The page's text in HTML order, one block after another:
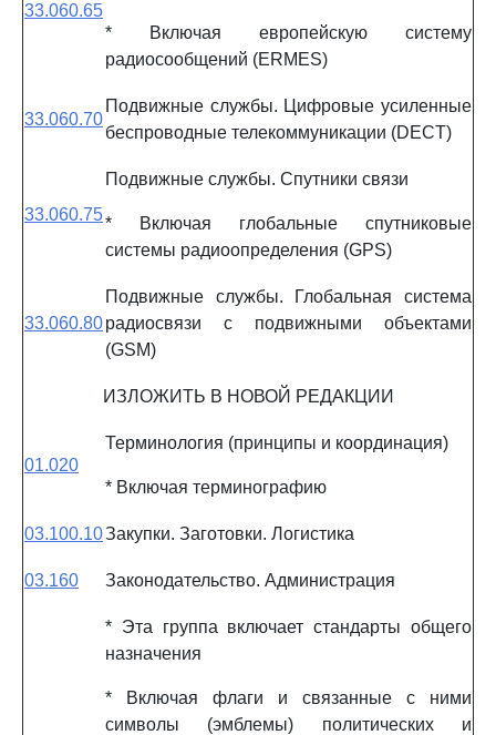
33.060.65
* Включая европейскую систему
радиосообщений (ERMES)
33.060.70
Подвижные службы. Цифровые усиленные
беспроводные телекоммуникации (DECT)
33.060.75
Подвижные службы. Спутники связи
* Включая глобальные спутниковые
системы радиоопределения (GPS)
33.060.80
Подвижные службы. Глобальная система
радиосвязи с подвижными объектами
(GSM)
ИЗЛОЖИТЬ В НОВОЙ РЕДАКЦИИ
01.020
Терминология (принципы и координация)
* Включая терминографию
03.100.10Закупки. Заготовки. Логистика
03.160 Законодательство. Администрация
* Эта группа включает стандарты общего
назначения
* Включая флаги и связанные с ними
символы (эмблемы) политических и